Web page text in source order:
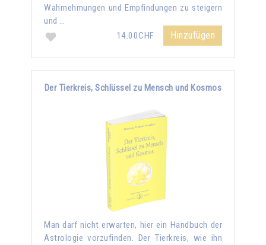
Wahrnehmungen und Empfindungen zu steigern
und …
14.00CHF
Hinzufügen
Der Tierkreis, Schlüssel zu Mensch und Kosmos
Man darf nicht erwarten, hier ein Handbuch der
Astrologie vorzufinden. Der Tierkreis, wie ihn